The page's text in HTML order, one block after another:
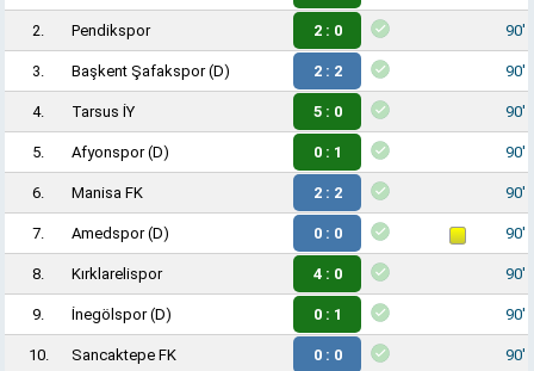
2. Pendikspor 2 : 0 90'
3. Başkent Şafakspor(D) 2 : 2 90'
4. Tarsus İY 5 : 0 90'
5. Afyonspor(D) 0 : 1 90'
6. Manisa FK 2 : 2 90'
7. Amedspor(D) 0 : 0 90'
8. Kırklarelispor 4 : 0 90'
9. İnegölspor(D) 0 : 1 90'
10. Sancaktepe FK 0 : 0 90'